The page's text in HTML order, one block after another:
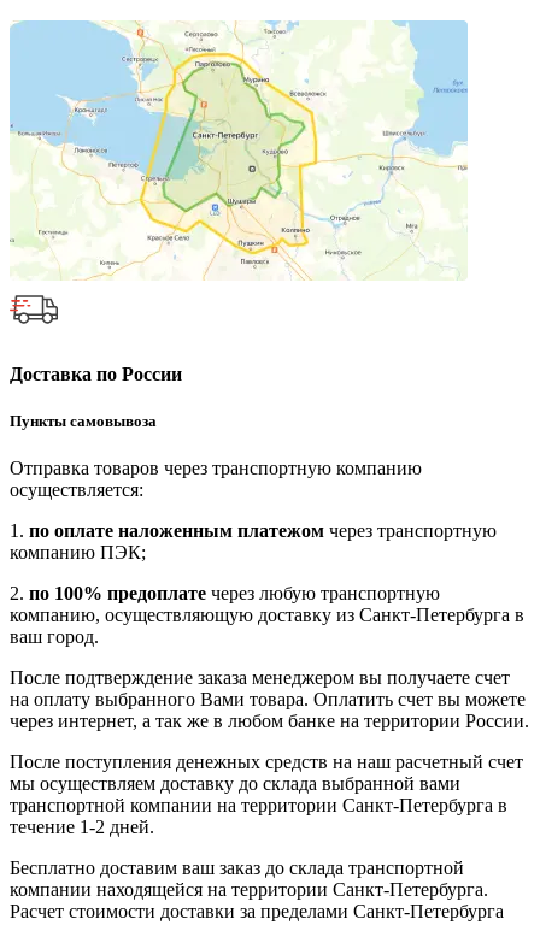
Доставка по России
Пункты самовывоза
Отправка товаров через транспортную компанию
осуществляется:
1. по оплате наложенным платежом через транспортную
компанию ПЭК;
2. по 100% предоплате через любую транспортную
компанию, осуществляющую доставку из Санкт-Петербурга в
ваш город.
После подтверждение заказа менеджером вы получаете счет
на оплату выбранного Вами товара. Оплатить счет вы можете
через интернет, а так же в любом банке на территории России.
После поступления денежных средств на наш расчетный счет
мы осуществляем доставку до склада выбранной вами
транспортной компании на территории Санкт-Петербурга в
течение 1-2 дней.
Бесплатно доставим ваш заказ до склада транспортной
компании находящейся на территории Санкт-Петербурга.
Расчет стоимости доставки за пределами Санкт-Петербурга